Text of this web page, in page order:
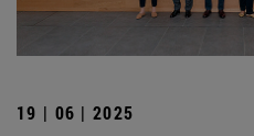
19 | 06 | 2025